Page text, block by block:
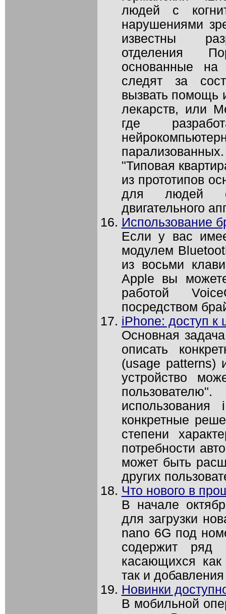
людей с
нарушениями
известны
отделения
основанные на
следят за
вызвать помощь
лекарств, или
где
"Типовая
из прототипов
для людей с
двигательного
Использование
Если у вас
модулем
из восьми
Apple вы
работой
посредством
iPhone: доступ
Основная
описать
(usage patterns)
устройство
использования
конкретные
степени
потребности
может быть
других
Что нового в
В начале
для загрузки
nano 6G под
содержит ряд
касающихся
так и
Новинки
В мобильной